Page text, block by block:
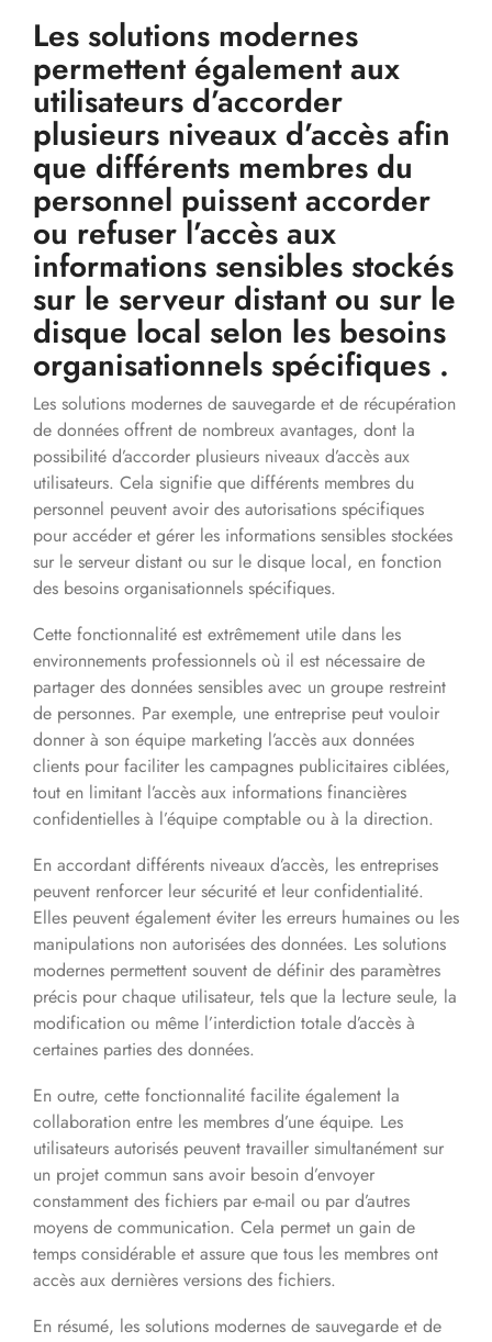
Les solutions modernes
permettent également aux
utilisateurs d’accorder
plusieurs niveaux d’accès afin
que différents membres du
personnel puissent accorder
ou refuser l’accès aux
informations sensibles stockés
sur le serveur distant ou sur le
disque local selon les besoins
organisationnels spécifiques .
Les solutions modernes de sauvegarde et de récupération
de données offrent de nombreux avantages, dont la
possibilité d’accorder plusieurs niveaux d’accès aux
utilisateurs. Cela signifie que différents membres du
personnel peuvent avoir des autorisations spécifiques
pour accéder et gérer les informations sensibles stockées
sur le serveur distant ou sur le disque local, en fonction
des besoins organisationnels spécifiques.
Cette fonctionnalité est extrêmement utile dans les
environnements professionnels où il est nécessaire de
partager des données sensibles avec un groupe restreint
de personnes. Par exemple, une entreprise peut vouloir
donner à son équipe marketing l’accès aux données
clients pour faciliter les campagnes publicitaires ciblées,
tout en limitant l’accès aux informations financières
confidentielles à l’équipe comptable ou à la direction.
En accordant différents niveaux d’accès, les entreprises
peuvent renforcer leur sécurité et leur confidentialité.
Elles peuvent également éviter les erreurs humaines ou les
manipulations non autorisées des données. Les solutions
modernes permettent souvent de définir des paramètres
précis pour chaque utilisateur, tels que la lecture seule, la
modification ou même l’interdiction totale d’accès à
certaines parties des données.
En outre, cette fonctionnalité facilite également la
collaboration entre les membres d’une équipe. Les
utilisateurs autorisés peuvent travailler simultanément sur
un projet commun sans avoir besoin d’envoyer
constamment des fichiers par e-mail ou par d’autres
moyens de communication. Cela permet un gain de
temps considérable et assure que tous les membres ont
accès aux dernières versions des fichiers.
En résumé, les solutions modernes de sauvegarde et de